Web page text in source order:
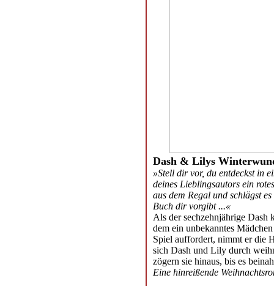
Dash & Lilys
»Stell dir vor, du entdeckst in
deines Lieblingsautors ein
aus dem Regal und schlägst
Buch dir vorgibt ...«
Als der sechzehnjährige
dem ein unbekanntes
Spiel auffordert, nimmt er die
sich Dash und Lily durch
zögern sie hinaus, bis es
Eine hinreißende